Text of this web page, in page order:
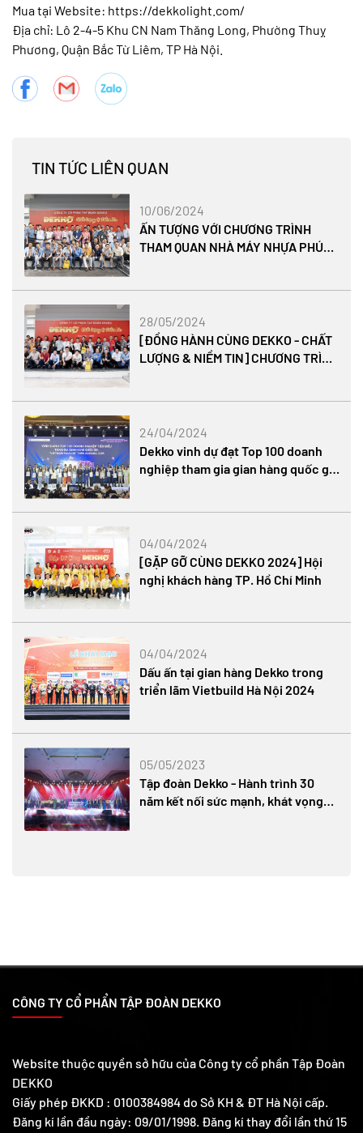
Mua tại Website: https://dekkolight.com/
Địa chỉ: Lô 2-4-5 Khu CN Nam Thăng Long, Phường Thuỵ
Phương, Quận Bắc Từ Liêm, TP Hà Nội.
TIN TỨC LIÊN QUAN
10/06/2024
ẤN TƯỢNG VỚI CHƯƠNG TRÌNH
THAM QUAN NHÀ MÁY NHỰA PHÚC
28/05/2024
[ĐỒNG HÀNH CÙNG DEKKO - CHẤT
LƯỢNG & NIỀM TIN] CHƯƠNG TRÌNH
24/04/2024
Dekko vinh dự đạt Top 100 doanh
nghiệp tham gia gian hàng quốc gia
04/04/2024
[GẶP GỠ CÙNG DEKKO 2024] Hội
nghị khách hàng TP. Hồ Chí Minh
04/04/2024
Dấu ấn tại gian hàng Dekko trong
triển lãm Vietbuild Hà Nội 2024
05/05/2023
Tập đoàn Dekko - Hành trình 30
năm kết nối sức mạnh, khát vọng
CÔNG TY CỔ PHẨN TẬP ĐOÀN DEKKO
Website thuộc quyền sở hữu của Công ty cổ phần Tập Đoàn
DEKKO
Giấy phép ĐKKD : 0100384984 do Sở KH & ĐT Hà Nội cấp.
Đăng kí lần đầu ngày: 09/01/1998. Đăng kí thay đổi lần thứ 15